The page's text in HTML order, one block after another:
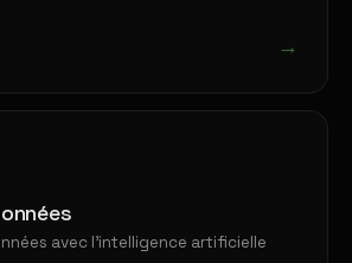
→
avec l'intelligence artificielle